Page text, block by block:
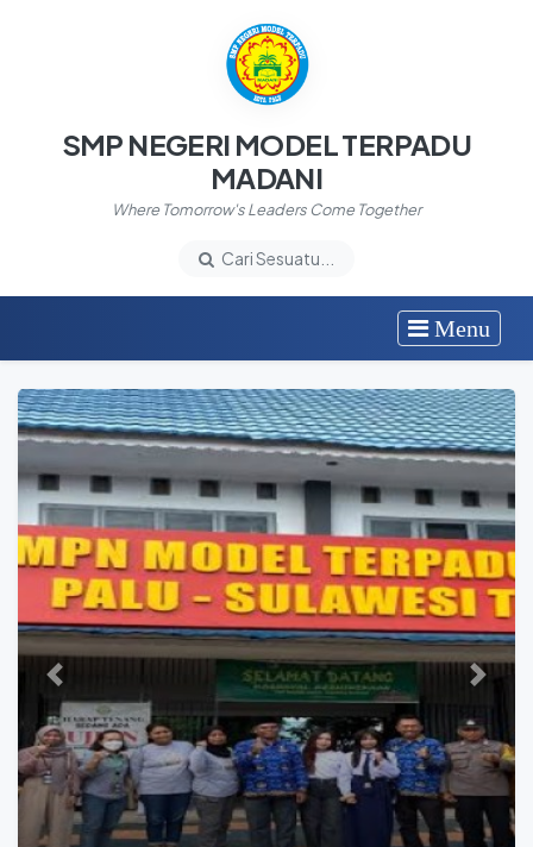
SMP NEGERI MODEL TERPADU
MADANI
Where Tomorrow's Leaders Come Together
Cari Sesuatu...
Menu
Previous Next